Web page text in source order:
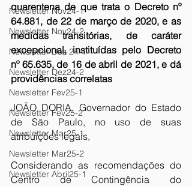
Newsletter Nov24-1
Newsletter Nov24-2
Newsletter Dez 24-1
Newsletter Dez24-2
Newsletter Fev25-1
Newsletter Fev25-2
Newsletter Mar25-1
Newsletter Mar25-2
Newsletter Abril25-1
quarentena de que trata o Decreto nº
64.881, de 22 de março de 2020, e as
medidas transitórias, de caráter
excepcional, instituídas pelo Decreto
nº 65.635, de 16 de abril de 2021, e dá
providências correlatas
JOÃO DORIA, Governador do Estado
de São Paulo, no uso de suas
atribuições legais,
Considerando as recomendações do
Centro de Contingência do